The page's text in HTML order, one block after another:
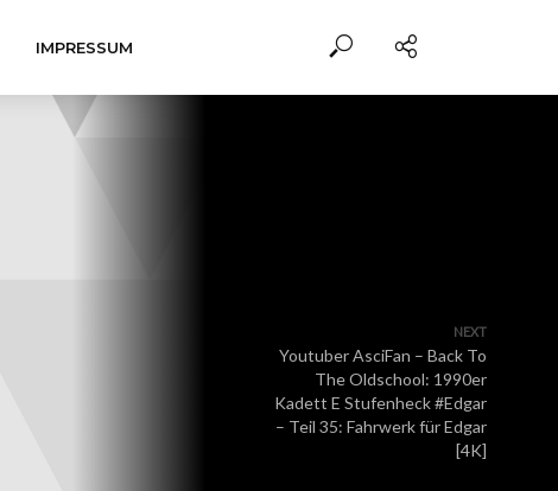
IMPRESSUM
NEXT
Youtuber AsciFan – Back To
The Oldschool: 1990er
Kadett E Stufenheck #Edgar
– Teil 35: Fahrwerk für Edgar
[4K]